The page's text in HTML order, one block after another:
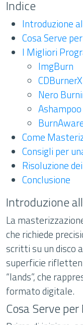
Indice
Introduzione
Cosa Serve
I Migliori
ImgBurn
Nero
Come
Consigli per
Risoluzione
Conclusione
Introduzione
La
che richiede
scritti su un disco
superficie
“lands”, che
formato digitale.
Cosa Serve